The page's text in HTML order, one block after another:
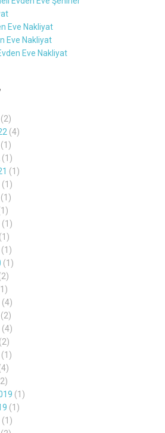
Eve Nakliyat
Eve Nakliyat
Eve Nakliyat
(2)
(4)
(1)
(1)
(1)
(1)
(1)
(1)
(1)
(1)
(1)
(4)
(2)
(4)
(2)
(1)
(1)
(1)
(1)